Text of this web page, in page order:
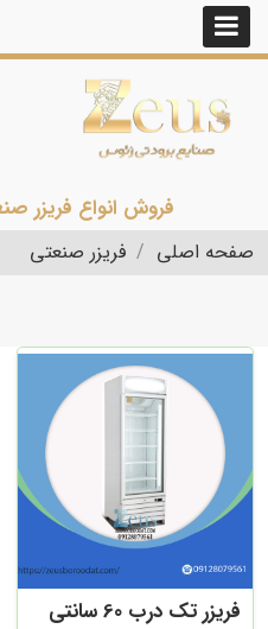
فروش انواع فریزر
صفحه اصلی فریزر صنعتی
فریزر تک درب 60 سانتی